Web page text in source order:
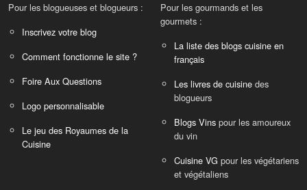
Pour les blogueuses et blogueurs :
Inscrivez votre blog
Comment fonctionne le site ?
Foire Aux Questions
Logo personnalisable
Le jeu des Royaumes de la
Cuisine
Pour les gourmands et les
gourmets :
La liste des blogs cuisine en
français
Les livres de cuisine des
blogueurs
Blogs Vins pour les amoureux
du vin
Cuisine VG pour les végétariens
et végétaliens